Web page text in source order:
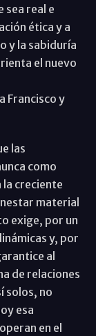
sea real e
ética y a
y la sabiduría
el nuevo
Francisco y
las
como
creciente
material
exige, por un
y, por
al
de relaciones
solos, no
esa
en el